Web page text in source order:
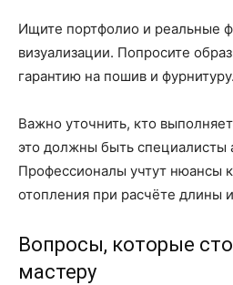
Ищите портфолио и реальные
визуализации. Попросите
гарантию на пошив и фурнитуру.
Важно уточнить, кто
это должны быть специалисты
Профессионалы учтут нюансы
отопления при расчёте длины
Вопросы, которые
мастеру